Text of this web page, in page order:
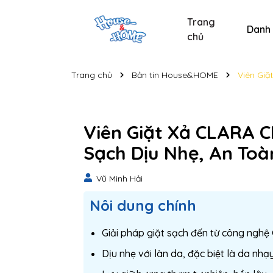
Trang
chủ
Trang chủ Bản tin House&HOME Viên
Viên Giặt Xả CLARA
Sạch Dịu Nhẹ, An
Vũ Minh Hải
Nôi dung chính
Giải pháp giặt sạch đến từ công nghệ
Dịu nhẹ với làn da, đặc biệt là da